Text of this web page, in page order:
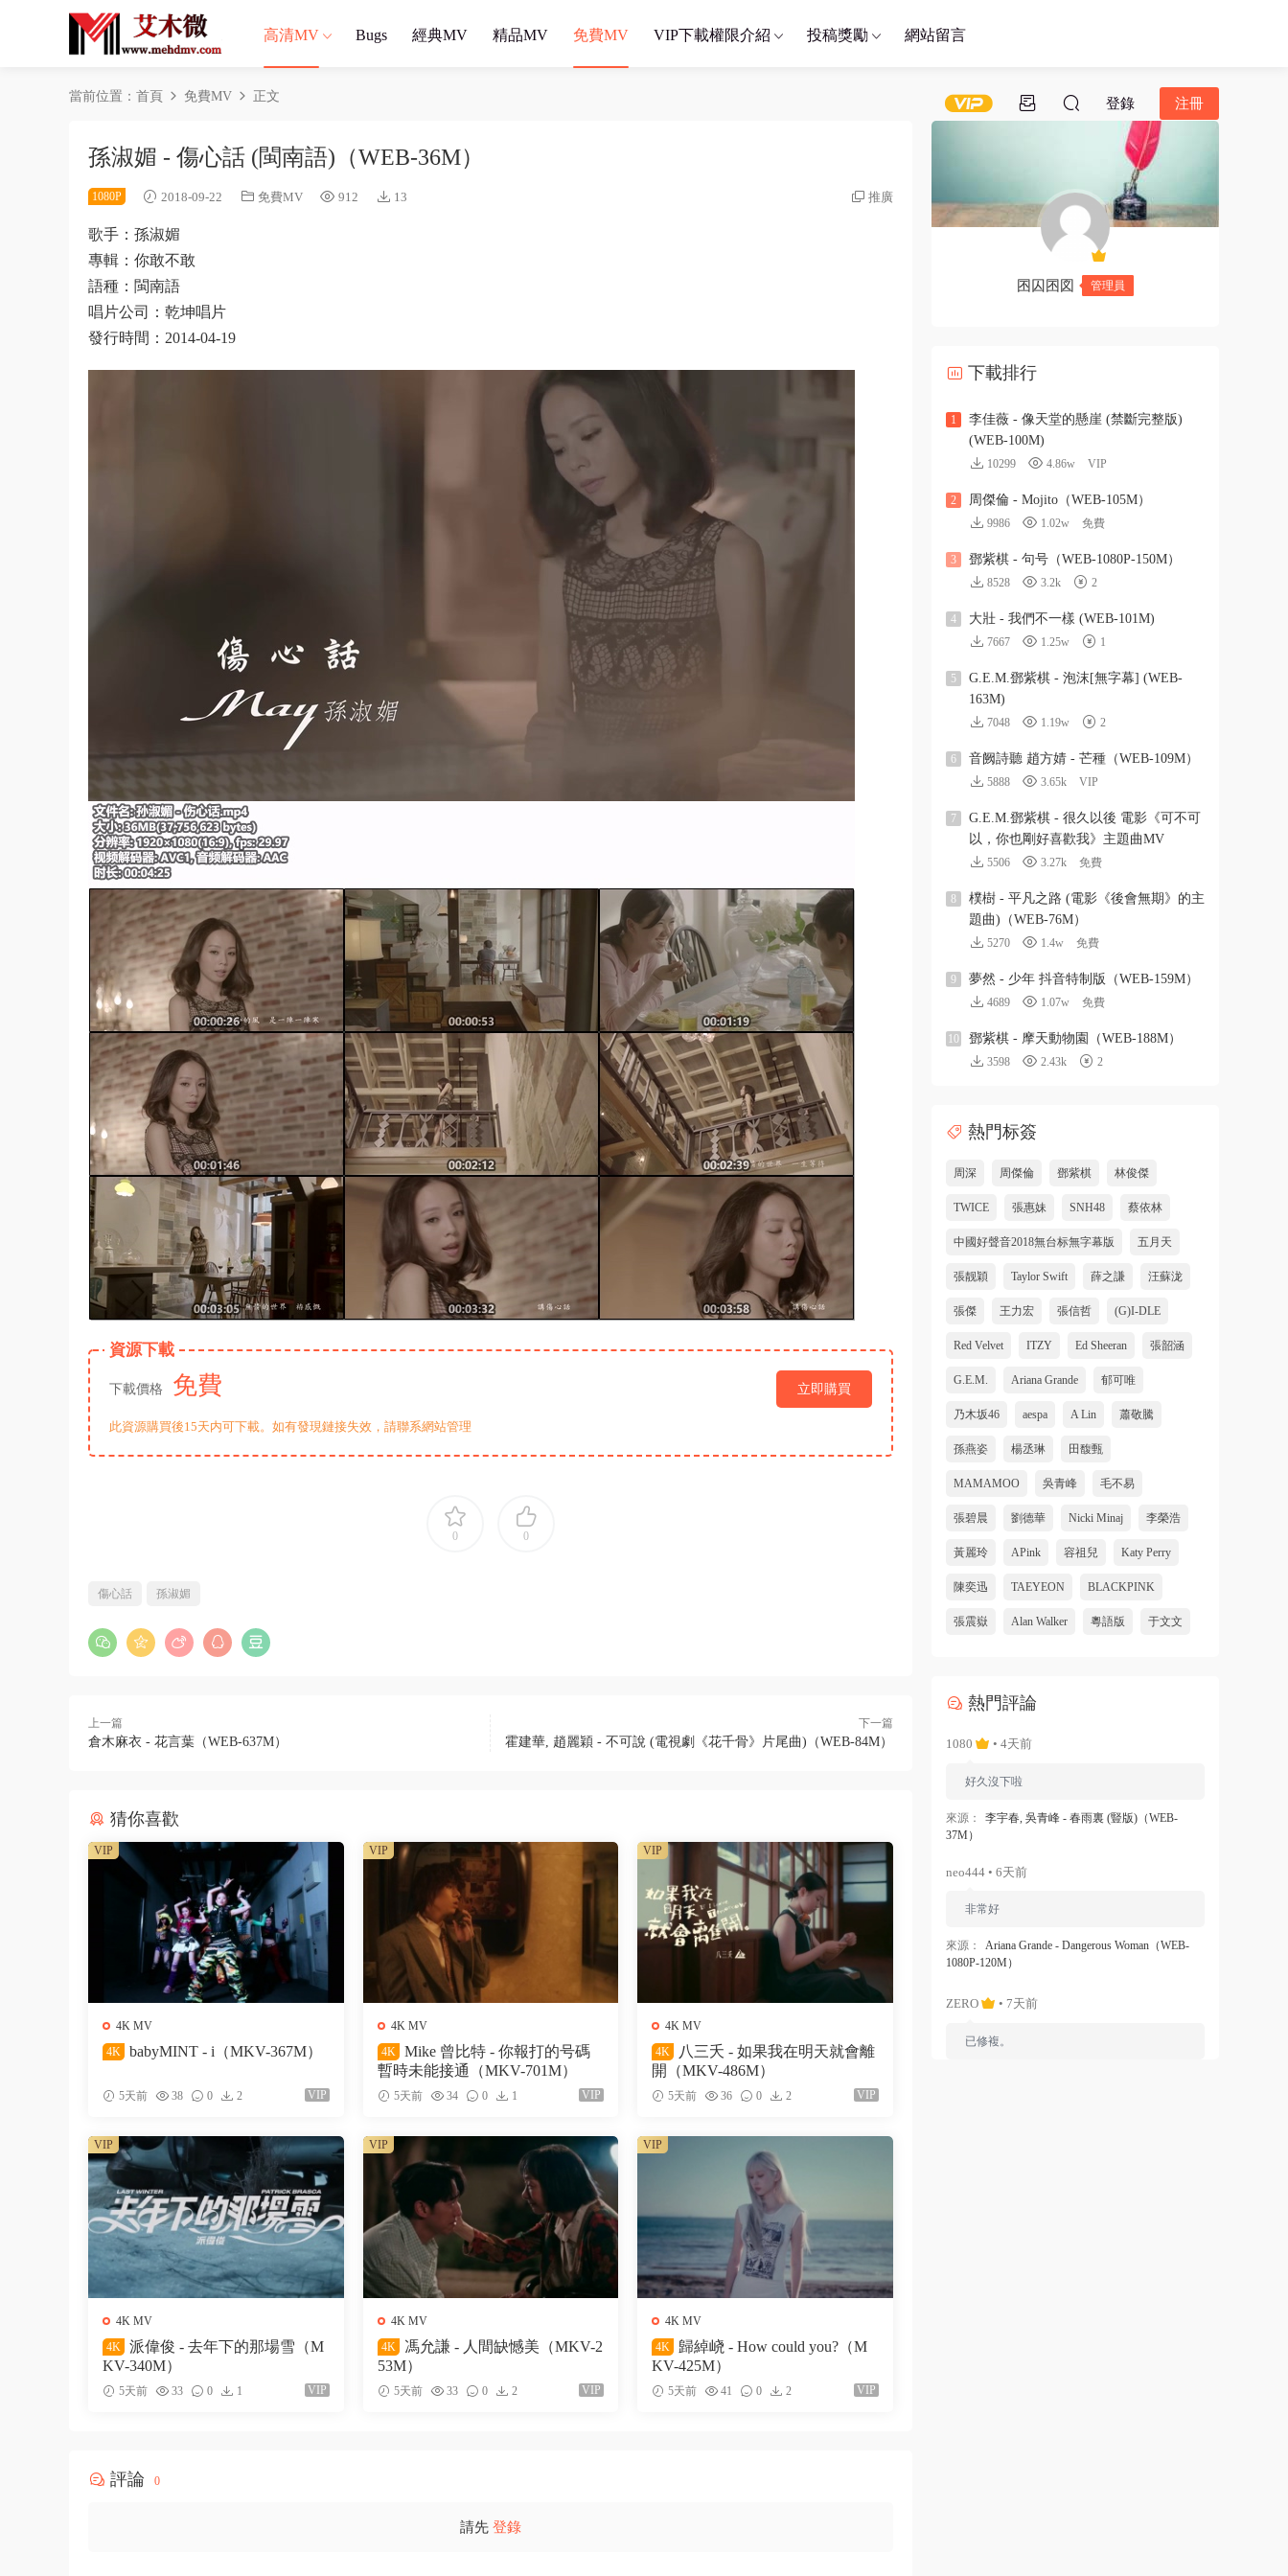
高清MV Bugs 經典MV 精品MV 免費MV VIP下載權限介紹 投稿獎勵 網站留言
登錄 注冊
當前位置： 首頁 免費MV 正文
孫淑媚 - 傷心話 (閩南語)（WEB-36M）
1080P 2018-09-22 免費MV 912 13 推廣
歌手：孫淑媚
專輯：你敢不敢
語種：閩南語
唱片公司：乾坤唱片
發行時間：2014-04-19
資源下載
下載價格 免費 立即購買
此資源購買後15天内可下載。如有發現鏈接失效，請聯系網站管理
0 0
傷心話 孫淑媚
上一篇
倉木麻衣 - 花言葉（WEB-637M）
下一篇
霍建華, 趙麗穎 - 不可說 (電視劇《花千骨》片尾曲)（WEB-84M）
猜你喜歡
4K MV
4K
babyMINT - i（MKV-367M）
5天前 38 0 2 VIP
VIP
4K MV
4K
Mike 曾比特 - 你報打的号碼
暫時未能接通（MKV-701M）
5天前 34 0 1 VIP
VIP
4K MV
4K
八三夭 - 如果我在明天就會離
開（MKV-486M）
5天前 36 0 2 VIP
VIP
4K MV
4K
派偉俊 - 去年下的那場雪（M
KV-340M）
5天前 33 0 1 VIP
VIP
4K MV
4K
馮允謙 - 人間缺憾美（MKV-2
53M）
5天前 33 0 2 VIP
VIP
4K MV
4K
歸綽峣 - How could you?（M
KV-425M）
5天前 41 0 2 VIP
VIP
評論 0
請先 登錄
囨囚囨図 管理員
下載排行
1
李佳薇 - 像天堂的懸崖 (禁斷完整版)
(WEB-100M)
10299 4.86w VIP
2 周傑倫 - Mojito（WEB-105M）
9986 1.02w 免費
3 鄧紫棋 - 句号（WEB-1080P-150M）
8528 3.2k 2
4 大壯 - 我們不一樣 (WEB-101M)
7667 1.25w 1
5
G.E.M.鄧紫棋 - 泡沫[無字幕] (WEB-
163M)
7048 1.19w 2
6 音阙詩聽 趙方婧 - 芒種（WEB-109M）
5888 3.65k VIP
7
G.E.M.鄧紫棋 - 很久以後 電影《可不可
以，你也剛好喜歡我》主題曲MV
5506 3.27k 免費
8
樸樹 - 平凡之路 (電影《後會無期》的主
題曲)（WEB-76M）
5270 1.4w 免費
9 夢然 - 少年 抖音特制版（WEB-159M）
4689 1.07w 免費
10 鄧紫棋 - 摩天動物園（WEB-188M）
3598 2.43k 2
熱門标簽
周深 周傑倫 鄧紫棋 林俊傑
TWICE 張惠妹 SNH48 蔡依林
中國好聲音2018無台标無字幕版 五月天
張靓穎 Taylor Swift 薛之謙 汪蘇泷
張傑 王力宏 張信哲 (G)I-DLE
Red Velvet ITZY Ed Sheeran 張韶涵
G.E.M. Ariana Grande 郁可唯
乃木坂46 aespa A Lin 蕭敬騰
孫燕姿 楊丞琳 田馥甄
MAMAMOO 吳青峰 毛不易
張碧晨 劉德華 Nicki Minaj 李榮浩
黃麗玲 APink 容祖兒 Katy Perry
陳奕迅 TAEYEON BLACKPINK
張震嶽 Alan Walker 粵語版 于文文
熱門評論
1080 • 4天前
好久沒下啦
來源：
李宇春, 吳青峰 - 春雨裏 (豎版)（WEB-
37M）
neo444 • 6天前
非常好
來源：
Ariana Grande - Dangerous Woman（WEB-
1080P-120M）
ZERO • 7天前
已修複。